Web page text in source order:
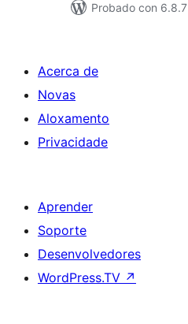
Probado con 6.8.7
Acerca de
Novas
Aloxamento
Privacidade
Aprender
Soporte
Desenvolvedores
WordPress.TV ↗